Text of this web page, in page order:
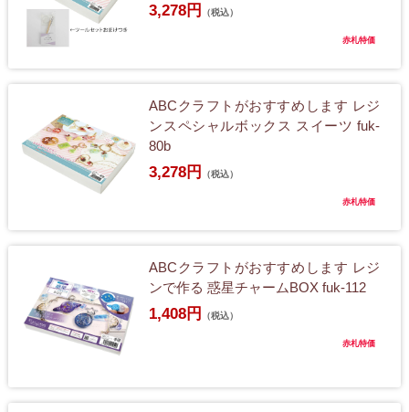
3,278円 （税込）
赤札特価
ABCクラフトがおすすめします レジ
ンスペシャルボックス スイーツ fuk-
80b
3,278円 （税込）
赤札特価
ABCクラフトがおすすめします レジ
ンで作る 惑星チャームBOX fuk-112
1,408円 （税込）
赤札特価